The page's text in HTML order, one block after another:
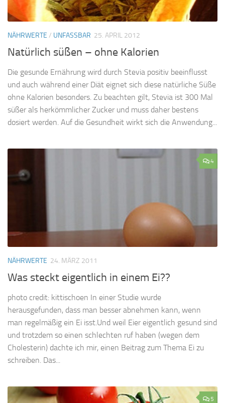
NÄHRWERTE / UNFASSBAR 25. APRIL 2012
Natürlich süßen – ohne Kalorien
Die gesunde Ernährung wird durch Stevia positiv beeinflusst
und auch während einer Diät eignet sich diese natürliche Süße
ohne Kalorien besonders. Zu beachten gilt, Stevia ist 300 Mal
süßer als herkömmlicher Zucker und muss daher bestens
dosiert werden. Auf die Gesundheit wirkt sich die Anwendung...
4
NÄHRWERTE 24. MÄRZ 2011
Was steckt eigentlich in einem Ei??
photo credit: kittischoen In einer Studie wurde
herausgefunden, dass man besser abnehmen kann, wenn
man regelmäßig ein Ei isst.Und weil Eier eigentlich gesund sind
und trotzdem so einen schlechten ruf haben (wegen dem
Cholesterin) dachte ich mir, einen Beitrag zum Thema Ei zu
schreiben. Das...
5